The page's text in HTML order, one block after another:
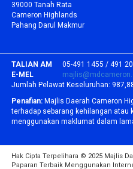
39000 Tanah Rata
Cameron Highlands
Pahang Darul Makmur
TALIAN AM 05-491 1455 / 491
E-MEL
Jumlah Pelawat Keseluruhan:
Penafian: Majlis Daerah Cameron
terhadap sebarang kehilangan atau
menggunakan maklumat dalam
Hak Cipta Terpelihara © 2025 Majlis
Paparan Terbaik Menggunakan